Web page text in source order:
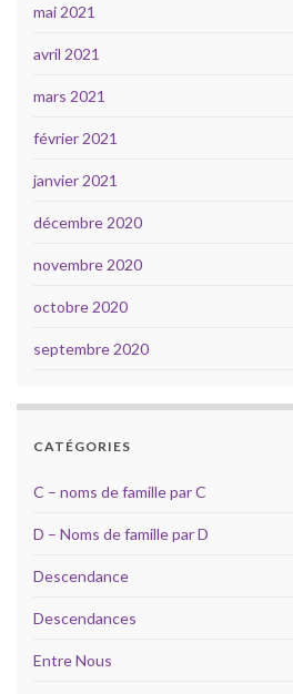
mai 2021
avril 2021
mars 2021
février 2021
janvier 2021
décembre 2020
novembre 2020
octobre 2020
septembre 2020
CATÉGORIES
C – noms de famille par C
D – Noms de famille par D
Descendance
Descendances
Entre Nous